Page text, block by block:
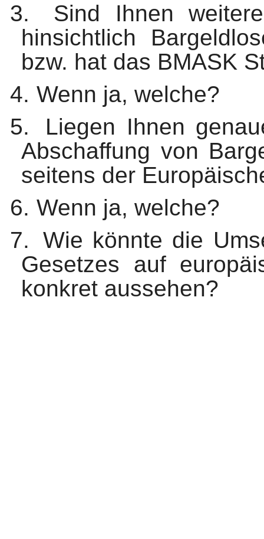
3.
Sind Ihnen
hinsichtlich
bzw. hat das BMASK
4. Wenn ja, welche?
5.
Liegen Ihnen
Abschaffung von
seitens der
6. Wenn ja, welche?
7.
Wie könnte die
Gesetzes auf
konkret aussehen?